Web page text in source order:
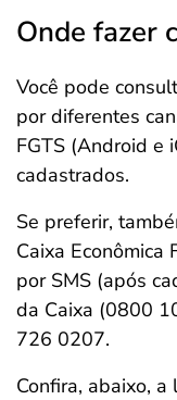
Onde fazer
Você pode
por diferentes
FGTS (Android e
cadastrados.
Se preferir,
Caixa Econômica
por SMS (após
da Caixa (0800
726 0207.
Confira, abaixo,